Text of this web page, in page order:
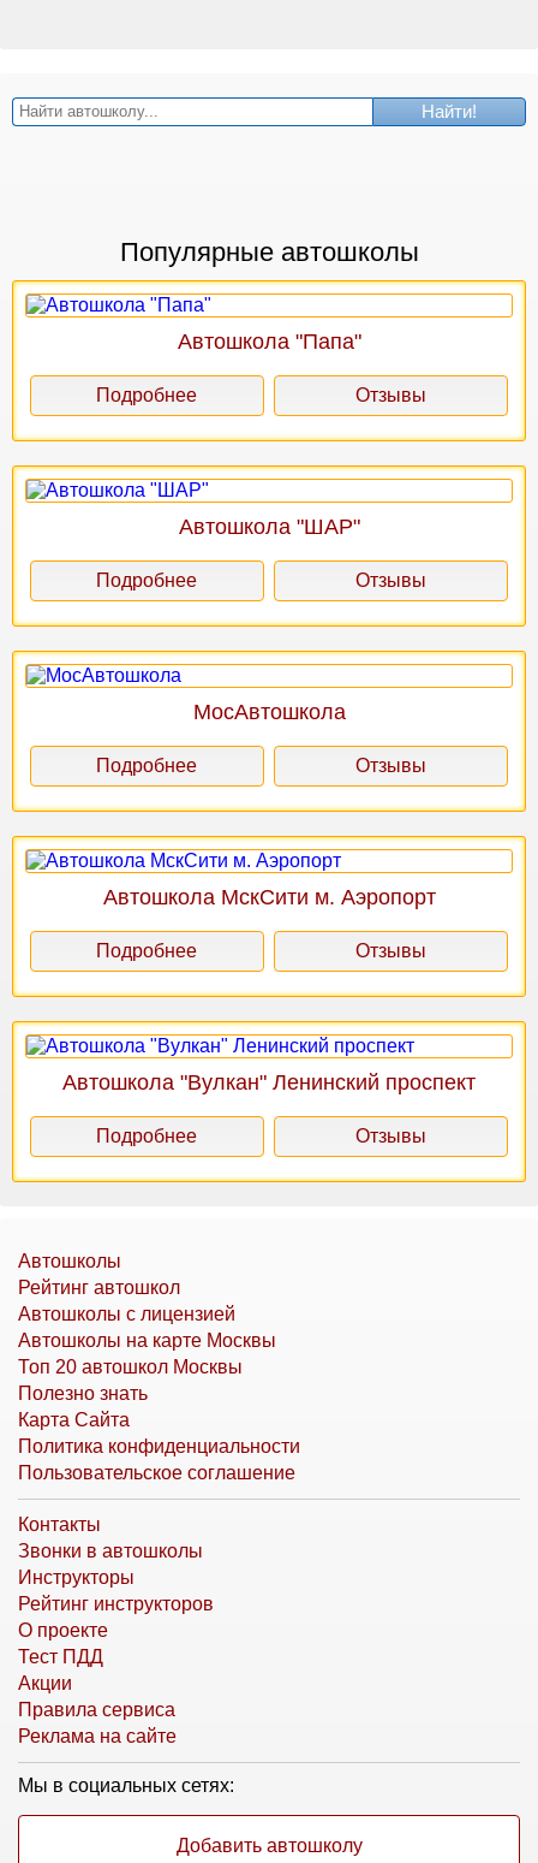
Найти!
Популярные автошколы
Автошкола "Папа"
Подробнее Отзывы
Автошкола "ШАР"
Подробнее Отзывы
МосАвтошкола
Подробнее Отзывы
Автошкола МскСити м. Аэропорт
Подробнее Отзывы
Автошкола "Вулкан" Ленинский проспект
Подробнее Отзывы
Автошколы
Рейтинг автошкол
Автошколы с лицензией
Автошколы на карте Москвы
Топ 20 автошкол Москвы
Полезно знать
Карта Сайта
Политика конфиденциальности
Пользовательское соглашение
Контакты
Звонки в автошколы
Инструкторы
Рейтинг инструкторов
О проекте
Тест ПДД
Акции
Правила сервиса
Реклама на сайте
Мы в социальных сетях:
Добавить автошколу